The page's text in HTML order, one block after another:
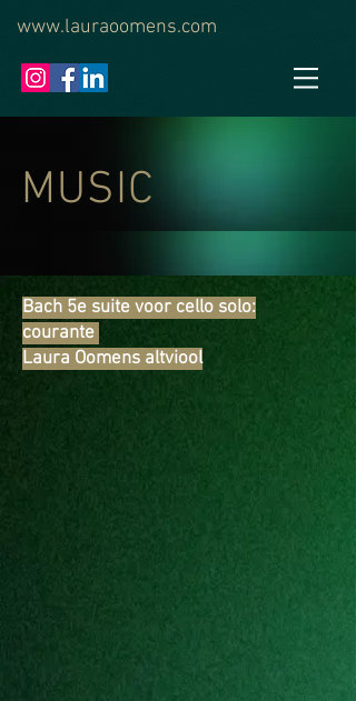
www.lauraoomens.com
MUSIC
Bach 5e suite voor cello solo:
courante
Laura Oomens altviool